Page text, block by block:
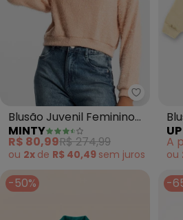
Minty -
Blusão Juvenil Feminino
em Tricot (Rosa)
MINTY
R$ 80,99R$ 274,99
ou 2x de R$ 40,49 sem juros
A
ou
-50% -